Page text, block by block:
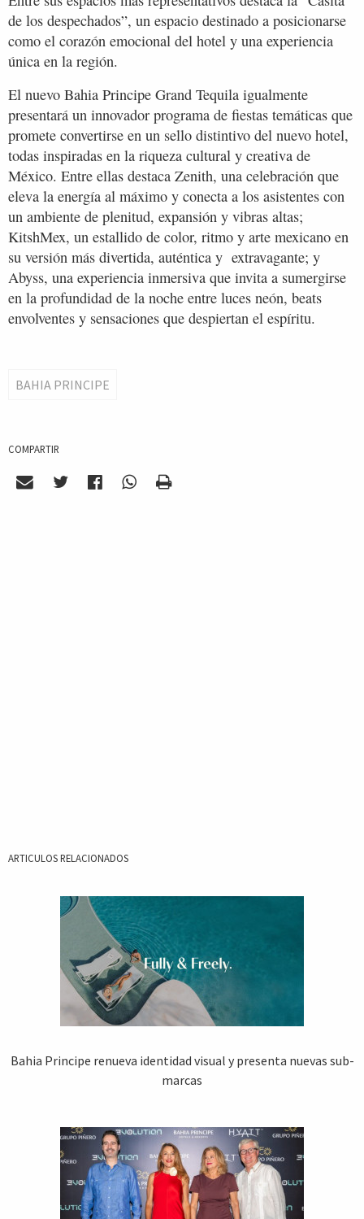
de los despechados”, un espacio destinado a posicionarse
como el corazón emocional del hotel y una experiencia
única en la región.
El nuevo Bahia Principe Grand Tequila igualmente
presentará un innovador programa de fiestas temáticas que
promete convertirse en un sello distintivo del nuevo hotel,
todas inspiradas en la riqueza cultural y creativa de
México. Entre ellas destaca Zenith, una celebración que
eleva la energía al máximo y conecta a los asistentes con
un ambiente de plenitud, expansión y vibras altas;
KitshMex, un estallido de color, ritmo y arte mexicano en
su versión más divertida, auténtica y extravagante; y
Abyss, una experiencia inmersiva que invita a sumergirse
en la profundidad de la noche entre luces neón, beats
envolventes y sensaciones que despiertan el espíritu.
BAHIA PRINCIPE
COMPARTIR
ARTICULOS RELACIONADOS
Bahia Principe renueva identidad visual y presenta nuevas sub-
marcas